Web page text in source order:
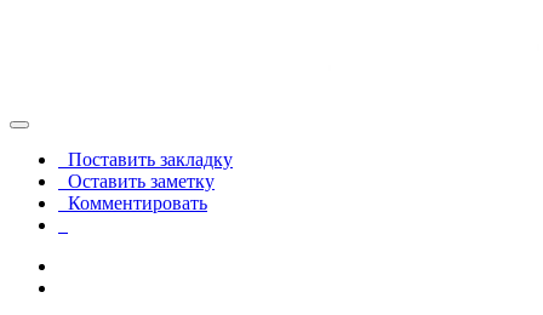
Поставить закладку
Оставить заметку
Комментировать